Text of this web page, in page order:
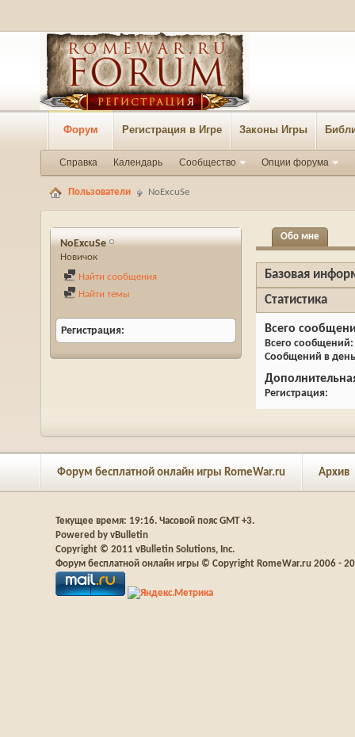
Форум Регистрация в Игре Законы Игры
Справка Календарь Сообщество Опции форума
Пользователи NoExcuSe
NoExcuSe
Новичок
Найти сообщения
Найти темы
Регистрация
Обо мне
Базовая
Статистика
Всего
Всего сообщений
Сообщений в день
Регистрация
Форум бесплатной онлайн игры RomeWar.ru Архив
Текущее время: 19:16. Часовой пояс GMT +3.
Powered by vBulletin
Copyright © 2011 vBulletin Solutions, Inc.
Форум бесплатной онлайн игры © Copyright RomeWar.ru 2006 -